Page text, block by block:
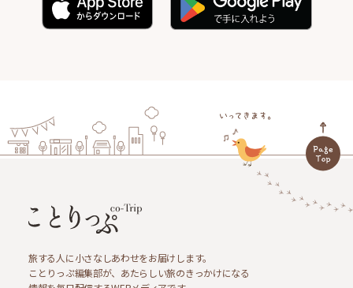
旅する人に小さなしあわせをお届けします。
ことりっぷ編集部が、あたらしい旅のきっかけになる